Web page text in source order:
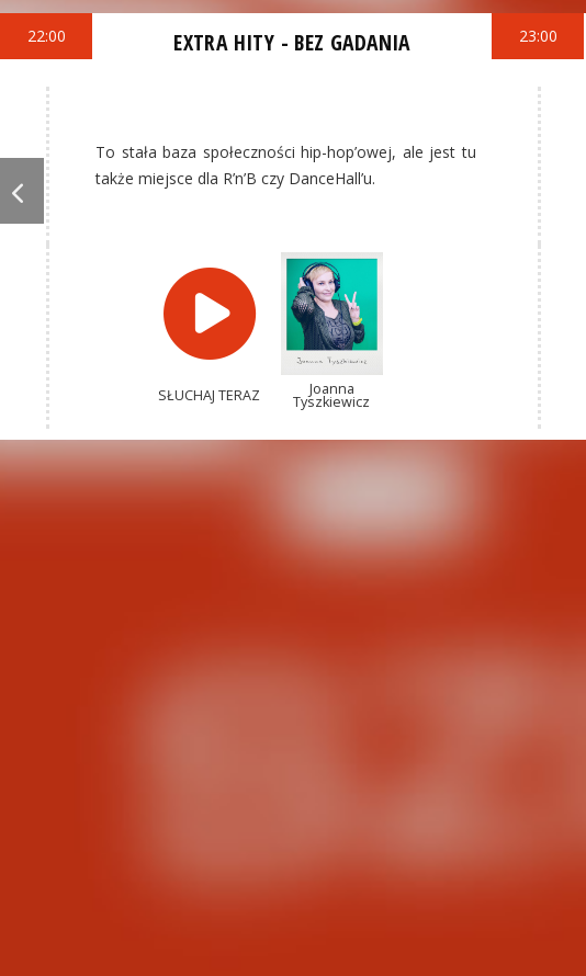
22:00 EXTRA HITY - BEZ GADANIA
To stała baza społeczności hip-hop’owej, ale jest tu
także miejsce dla R’n’B czy DanceHall’u.
SŁUCHAJ TERAZ Joanna
Tyszkiewicz
23:00